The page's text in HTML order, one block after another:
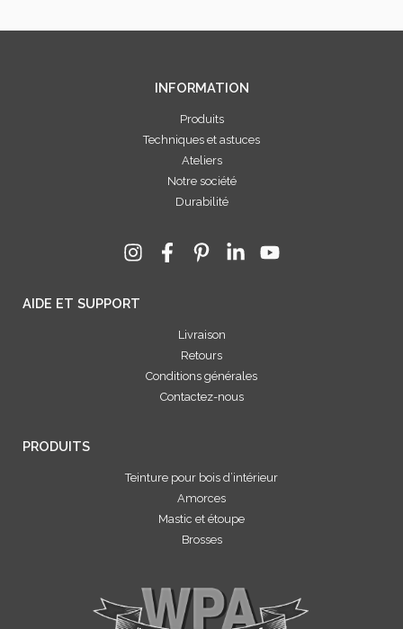
INFORMATION
Produits
Techniques et astuces
Ateliers
Notre société
Durabilité
AIDE ET SUPPORT
Livraison
Retours
Conditions générales
Contactez-nous
PRODUITS
Teinture pour bois d’intérieur
Amorces
Mastic et étoupe
Brosses